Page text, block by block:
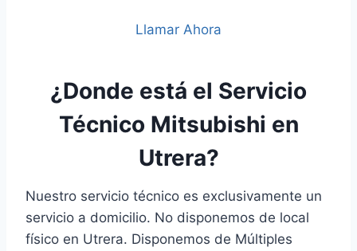
Llamar Ahora
¿Donde está el Servicio
Técnico Mitsubishi en
Utrera?
Nuestro servicio técnico es exclusivamente un
servicio a domicilio. No disponemos de local
físico en Utrera. Disponemos de Múltiples